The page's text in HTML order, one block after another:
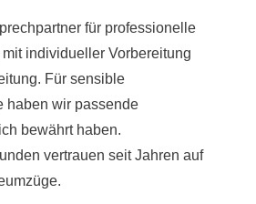
für professionelle
individueller Vorbereitung
Für sensible
haben wir passende
bewährt haben.
vertrauen seit Jahren auf